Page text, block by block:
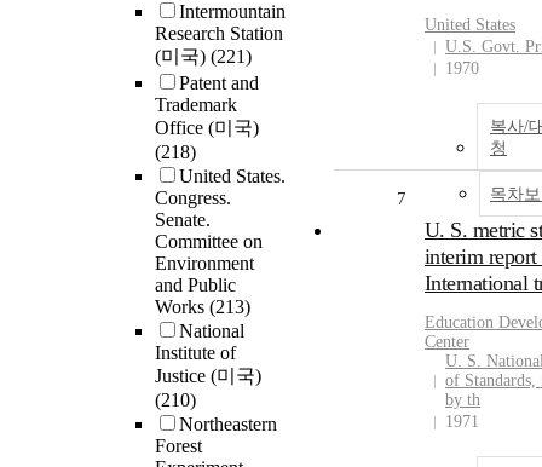
Intermountain
Research Station
(미국) (221)
Patent and
Trademark
Office (미국)
(218)
United States.
Congress.
Senate.
Committee on
Environment
and Public
Works (213)
National
Institute of
Justice (미국)
(210)
Northeastern
Forest
United States
U.S. Govt.
1970
복사/
청
목차
7
U. S. metric
interim report
International
Education
Center
U. S.
of Standards,
by th
1971